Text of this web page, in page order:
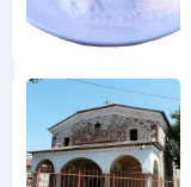
Снимка:
Пиксабей